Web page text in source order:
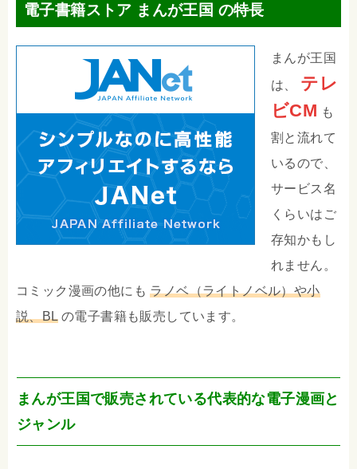
電子書籍ストア まんが王国 の特長
まんが王国
は、 テレ
ビCM も
割と流れて
いるので、
サービス名
くらいはご
存知かもし
れません。
コミック漫画の他にもラノベ（ライトノベル）や小
説、BLの電子書籍も販売しています。
まんが王国で販売されている代表的な電子漫画と
ジャンル